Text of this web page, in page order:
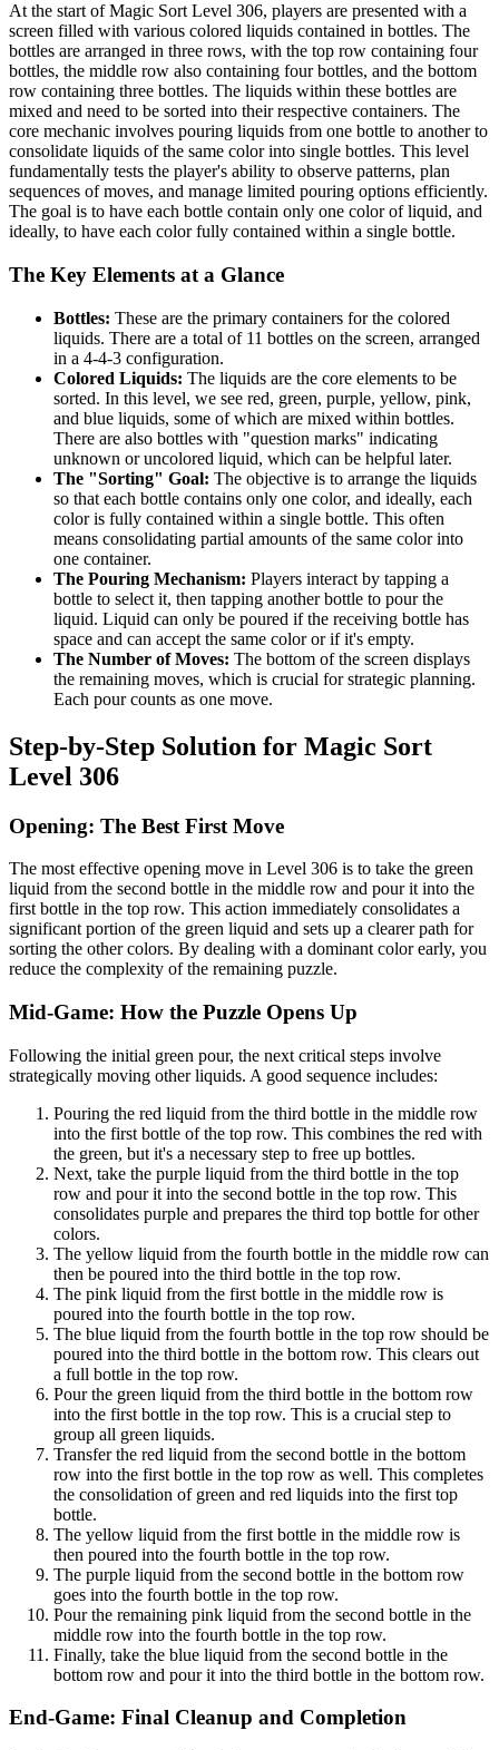
At the start of Magic Sort Level 306, players are presented with a
screen filled with various colored liquids contained in bottles. The
bottles are arranged in three rows, with the top row containing four
bottles, the middle row also containing four bottles, and the bottom
row containing three bottles. The liquids within these bottles are
mixed and need to be sorted into their respective containers. The
core mechanic involves pouring liquids from one bottle to another to
consolidate liquids of the same color into single bottles. This level
fundamentally tests the player's ability to observe patterns, plan
sequences of moves, and manage limited pouring options efficiently.
The goal is to have each bottle contain only one color of liquid, and
ideally, to have each color fully contained within a single bottle.
The Key Elements at a Glance
Bottles: These are the primary containers for the colored
liquids. There are a total of 11 bottles on the screen, arranged
in a 4-4-3 configuration.
Colored Liquids: The liquids are the core elements to be
sorted. In this level, we see red, green, purple, yellow, pink,
and blue liquids, some of which are mixed within bottles.
There are also bottles with "question marks" indicating
unknown or uncolored liquid, which can be helpful later.
The "Sorting" Goal: The objective is to arrange the liquids
so that each bottle contains only one color, and ideally, each
color is fully contained within a single bottle. This often
means consolidating partial amounts of the same color into
one container.
The Pouring Mechanism: Players interact by tapping a
bottle to select it, then tapping another bottle to pour the
liquid. Liquid can only be poured if the receiving bottle has
space and can accept the same color or if it's empty.
The Number of Moves: The bottom of the screen displays
the remaining moves, which is crucial for strategic planning.
Each pour counts as one move.
Step-by-Step Solution for Magic Sort
Level 306
Opening: The Best First Move
The most effective opening move in Level 306 is to take the green
liquid from the second bottle in the middle row and pour it into the
first bottle in the top row. This action immediately consolidates a
significant portion of the green liquid and sets up a clearer path for
sorting the other colors. By dealing with a dominant color early, you
reduce the complexity of the remaining puzzle.
Mid-Game: How the Puzzle Opens Up
Following the initial green pour, the next critical steps involve
strategically moving other liquids. A good sequence includes:
Pouring the red liquid from the third bottle in the middle row
into the first bottle of the top row. This combines the red with
the green, but it's a necessary step to free up bottles.
Next, take the purple liquid from the third bottle in the top
row and pour it into the second bottle in the top row. This
consolidates purple and prepares the third top bottle for other
colors.
The yellow liquid from the fourth bottle in the middle row can
then be poured into the third bottle in the top row.
The pink liquid from the first bottle in the middle row is
poured into the fourth bottle in the top row.
The blue liquid from the fourth bottle in the top row should be
poured into the third bottle in the bottom row. This clears out
a full bottle in the top row.
Pour the green liquid from the third bottle in the bottom row
into the first bottle in the top row. This is a crucial step to
group all green liquids.
Transfer the red liquid from the second bottle in the bottom
row into the first bottle in the top row as well. This completes
the consolidation of green and red liquids into the first top
bottle.
The yellow liquid from the first bottle in the middle row is
then poured into the fourth bottle in the top row.
The purple liquid from the second bottle in the bottom row
goes into the fourth bottle in the top row.
Pour the remaining pink liquid from the second bottle in the
middle row into the fourth bottle in the top row.
Finally, take the blue liquid from the second bottle in the
bottom row and pour it into the third bottle in the bottom row.
End-Game: Final Cleanup and Completion